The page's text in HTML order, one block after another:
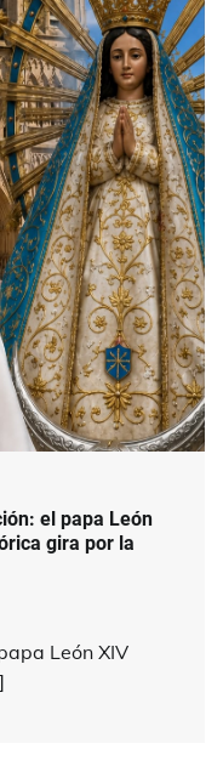
el papa León
gira por la
León XIV